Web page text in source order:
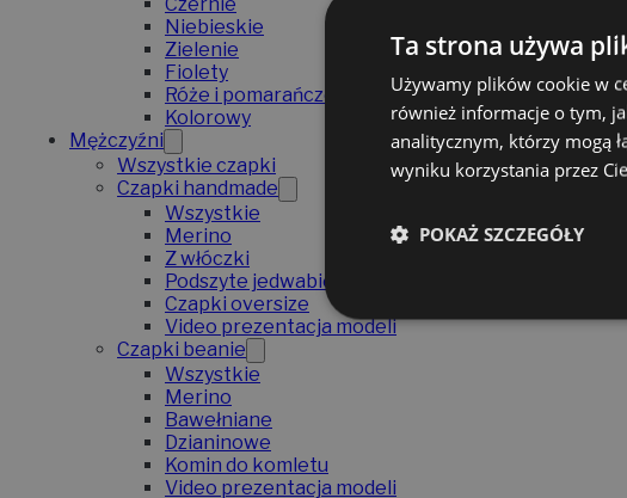
Czernie
Niebieskie
Zielenie
Fiolety
Róże i pomarańcze
Kolorowy
Mężczyźni
Wszystkie czapki
Czapki handmade
Wszystkie
Merino
Z włóczki
Podszyte jedwabiem
Czapki oversize
Video prezentacja modeli
Czapki beanie
Wszystkie
Merino
Bawełniane
Dzianinowe
Komin do komletu
Video prezentacja modeli
Ta strona używa
Używamy plików cookie w
również informacje o tym,
analitycznym, którzy mogą
wyniku korzystania przez
POKAŻ SZCZEGÓŁY